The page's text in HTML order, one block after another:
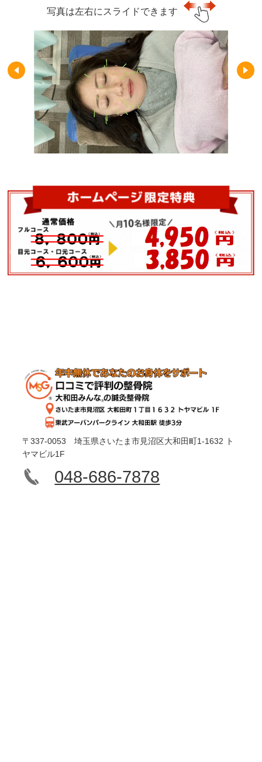
写真は左右にスライドできます
〒337-0053 埼玉県さいたま市見沼区大和田町1-1632 ト
ヤマビル1F
048-686-7878